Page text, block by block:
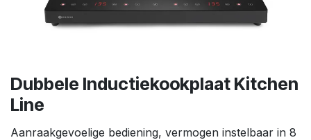
Dubbele Inductiekookplaat Kitchen
Line
Aanraakgevoelige bediening, vermogen instelbaar in 8